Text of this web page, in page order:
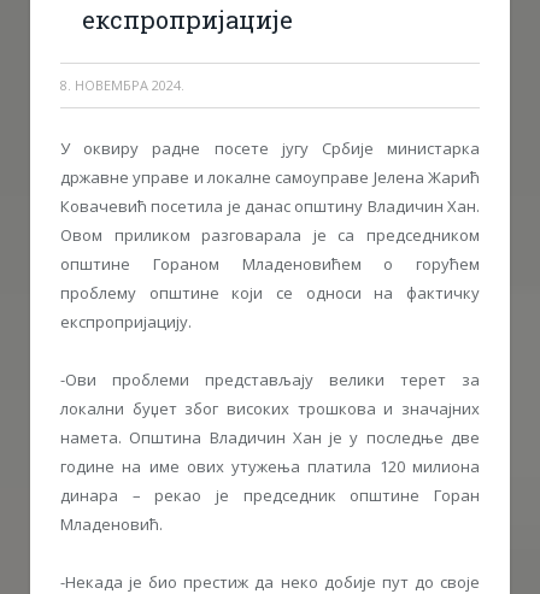
експропријације
8. НОВЕМБРА 2024.
У оквиру радне посете југу Србије министарка
државне управе и локалне самоуправе Јелена Жарић
Ковачевић посетила је данас општину Владичин Хан.
Овом приликом разговарала је са председником
општине Гораном Младеновићем о горућем
проблему општине који се односи на фактичку
експропријацију.
-Ови проблеми представљају велики терет за
локални буџет због високих трошкова и значајних
намета. Општина Владичин Хан је у последње две
године на име ових утужења платила 120 милиона
динара – рекао је председник општине Горан
Младеновић.
-Некада је био престиж да неко добије пут до своје